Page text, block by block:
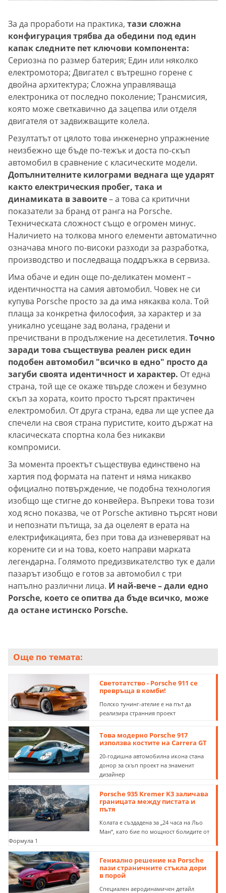
За да проработи на практика, тази сложна
конфигурация трябва да обедини под един
капак следните пет ключови компонента:
Сериозна по размер батерия; Един или няколко
електромотора; Двигател с вътрешно горене с
двойна архитектура; Сложна управляваща
електроника от последно поколение; Трансмисия,
която може светкавично да зацепва или отделя
двигателя от задвижващите колела.
Резултатът от цялото това инженерно упражнение
неизбежно ще бъде по-тежък и доста по-скъп
автомобил в сравнение с класическите модели.
Допълнителните килограми веднага ще ударят
както електрическия пробег, така и
динамиката в завоите– а това са критични
показатели за бранд от ранга на Porsche.
Техническата сложност също е огромен минус.
Наличието на толкова много елементи автоматично
означава много по-високи разходи за разработка,
производство и последваща поддръжка в сервиза.
Има обаче и един още по-деликатен момент –
идентичността на самия автомобил. Човек не си
купува Porsche просто за да има някаква кола. Той
плаща за конкретна философия, за характер и за
уникално усещане зад волана, градени и
пречиствани в продължение на десетилетия. Точно
заради това съществува реален риск един
подобен автомобил "всичко в едно" просто да
загуби своята идентичност и характер. От една
страна, той ще се окаже твърде сложен и безумно
скъп за хората, които просто търсят практичен
електромобил. От друга страна, едва ли ще успее да
спечели на своя страна пуристите, които държат на
класическата спортна кола без никакви
компромиси.
За момента проектът съществува единствено на
хартия под формата на патент и няма никакво
официално потвърждение, че подобна технология
изобщо ще стигне до конвейера. Въпреки това този
ход ясно показва, че от Porsche активно търсят нови
и непознати пътища, за да оцелеят в ерата на
електрификацията, без при това да изневеряват на
корените си и на това, което направи марката
легендарна. Голямото предизвикателство тук е дали
пазарът изобщо е готов за автомобил с три
напълно различни лица. И най-вече – дали едно
Porsche, което се опитва да бъде всичко, може
да остане истинско Porsche.
Още по темата:
Светотатство - Porsche 911 се
превръща в комби!
Полско тунинг-ателие е на път да
реализира странния проект
Това модерно Porsche 917
използва костите на Carrera GT
20-годишна автомобилна икона стана
донор за скъп проект на знаменит
дизайнер
Porsche 935 Kremer K3 заличава
границата между пистата и
пътя
Колата e създадена за „24 часа на Льо
Ман“, като бие по мощност болидите от
Формула 1
Гениално решение на Porsche
пази страничните стъкла дори
в порой
Специален аеродинамичен детайл